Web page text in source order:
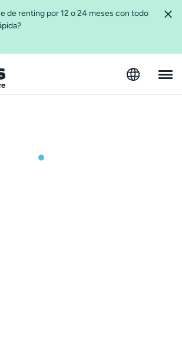
de renting por 12 o 24 meses con todo